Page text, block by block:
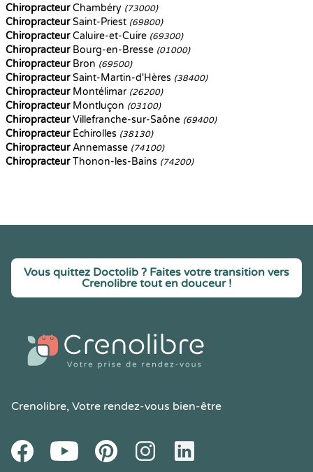
ChiropracteurChambéry (73000)
ChiropracteurSaint-Priest (69800)
ChiropracteurCaluire-et-Cuire (69300)
ChiropracteurBourg-en-Bresse (01000)
ChiropracteurBron (69500)
ChiropracteurSaint-Martin-d'Hères (38400)
ChiropracteurMontélimar (26200)
ChiropracteurMontluçon (03100)
ChiropracteurVillefranche-sur-Saône (69400)
ChiropracteurÉchirolles (38130)
ChiropracteurAnnemasse (74100)
ChiropracteurThonon-les-Bains (74200)
Vous quittez Doctolib ? Faites votre transition vers
Crenolibre tout en douceur !
Crenolibre, Votre rendez-vous bien-être
FacebookYoutube PinteresetInstagramLinkedIn